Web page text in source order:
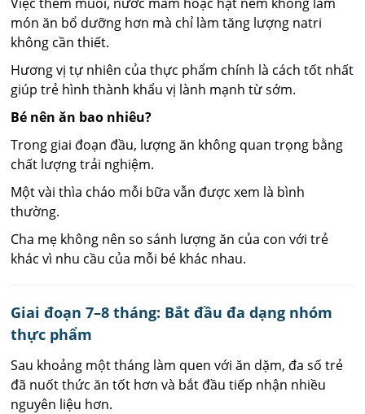
món ăn bổ dưỡng hơn mà chỉ làm tăng lượng natri
không cần thiết.
Hương vị tự nhiên của thực phẩm chính là cách tốt nhất
giúp trẻ hình thành khẩu vị lành mạnh từ sớm.
Bé nên ăn bao nhiêu?
Trong giai đoạn đầu, lượng ăn không quan trọng bằng
chất lượng trải nghiệm.
Một vài thìa cháo mỗi bữa vẫn được xem là bình
thường.
Cha mẹ không nên so sánh lượng ăn của con với trẻ
khác vì nhu cầu của mỗi bé khác nhau.
Giai đoạn 7–8 tháng: Bắt đầu đa dạng nhóm
thực phẩm
Sau khoảng một tháng làm quen với ăn dặm, đa số trẻ
đã nuốt thức ăn tốt hơn và bắt đầu tiếp nhận nhiều
nguyên liệu hơn.